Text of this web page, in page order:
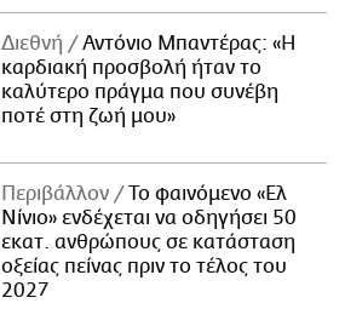
Διεθνή
Αντόνιο Μπαντέρας: «Η
καρδιακή προσβολή ήταν το
καλύτερο πράγμα που συνέβη
ποτέ στη ζωή μου»
Περιβάλλον
Το φαινόμενο «Ελ
Νίνιο» ενδέχεται να οδηγήσει 50
εκατ. ανθρώπους σε κατάσταση
οξείας πείνας πριν το τέλος του
2027